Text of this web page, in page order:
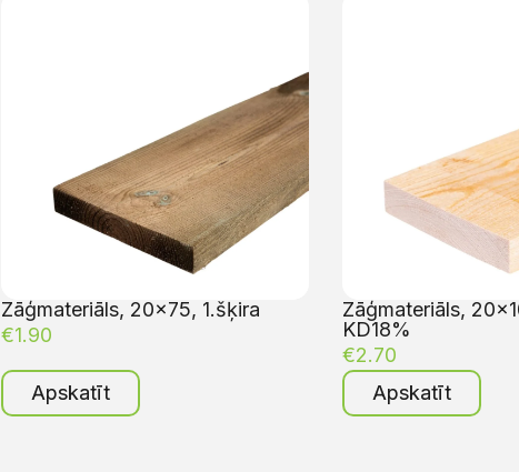
Zāģmateriāls, 20×75, 1.šķira
€1.90
Apskatīt
Zāģmateriāls,
KD18%
€2.70
Apskatīt